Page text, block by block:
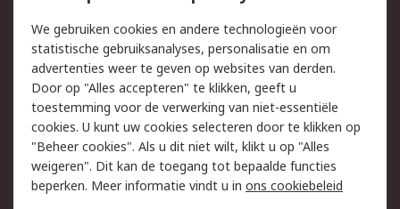
Track & Trace
Wettelijk
Cookiebeleid
Email veiligheid
Privacybeleid
Websitevoorwaarden
Algemene
verkoopvoorwaarden
We gebruiken cookies en andere technologieën voor
statistische gebruiksanalyses, personalisatie en om
advertenties weer te geven op websites van derden.
Door op "Alles accepteren" te klikken, geeft u
toestemming voor de verwerking van niet-essentiële
cookies. U kunt uw cookies selecteren door te klikken op
"Beheer cookies". Als u dit niet wilt, klikt u op "Alles
weigeren". Dit kan de toegang tot bepaalde functies
beperken. Meer informatie vindt u in ons cookiebeleid